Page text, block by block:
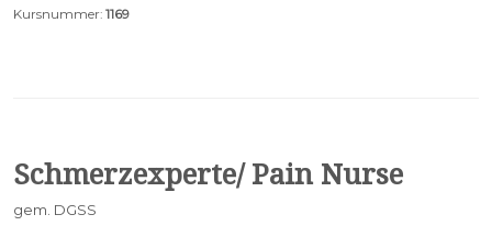
Kursnummer: 1169
Schmerzexperte/ Pain Nurse
gem. DGSS